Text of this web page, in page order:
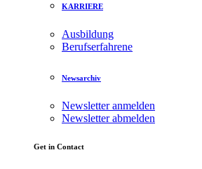
KARRIERE
Ausbildung
Berufserfahrene
Newsarchiv
Newsletter anmelden
Newsletter abmelden
Get in Contact